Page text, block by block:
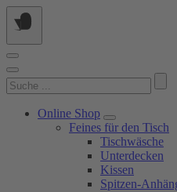
Springe
zum
Suchen
nach:
Online Shop
Feines für den Tisch
Tischwäsche
Unterdecken
Kissen
Spitzen-